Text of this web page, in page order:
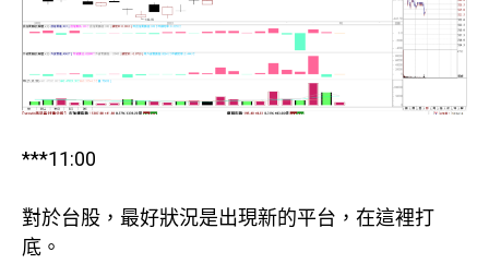
***11:00
對於台股，最好狀況是出現新的平台，在這裡打
底。